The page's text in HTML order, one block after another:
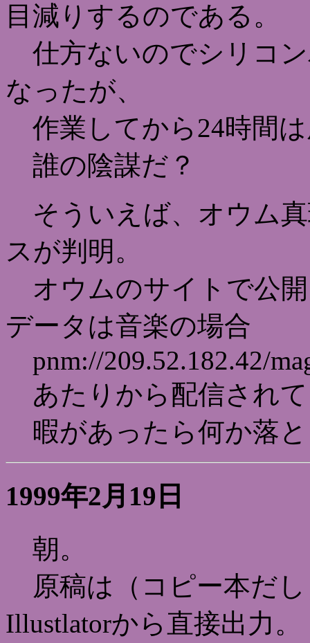
目減りするのである。
仕方ないのでシリコ
なったが、
作業してから24時間
誰の陰謀だ？
そういえば、オウム真
スが判明。
オウムのサイトで公
データは音楽の場合
pnm://209.52.182.42/
あたりから配信され
暇があったら何か落
1999年2月19日
朝。
原稿は（コピー本だ
Illustlatorから直接出力。